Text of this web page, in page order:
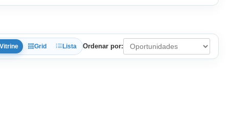
Vitrine Grid Lista Ordenar por: